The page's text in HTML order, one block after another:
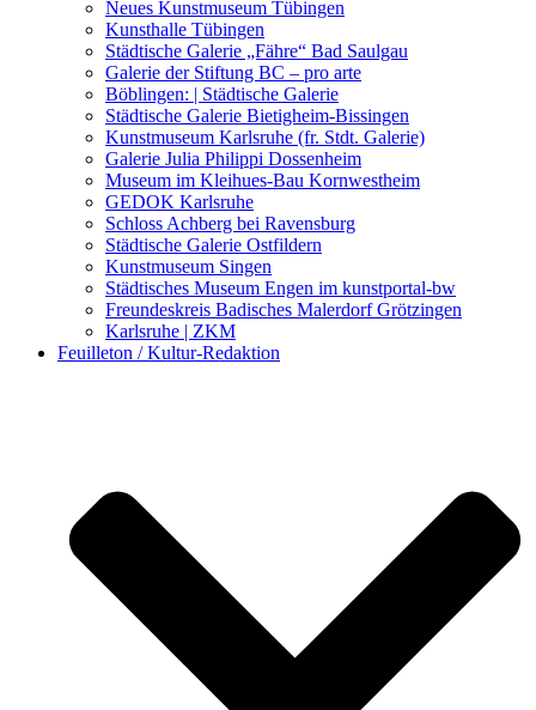
Kunstwettbewerbe, Ausschreibungen für Künstler
Neues Kunstmuseum Tübingen
Kunsthalle Tübingen
Städtische Galerie „Fähre“ Bad Saulgau
Galerie der Stiftung BC – pro arte
Böblingen: | Städtische Galerie
Städtische Galerie Bietigheim-Bissingen
Kunstmuseum Karlsruhe (fr. Stdt. Galerie)
Galerie Julia Philippi Dossenheim
Museum im Kleihues-Bau Kornwestheim
GEDOK Karlsruhe
Schloss Achberg bei Ravensburg
Städtische Galerie Ostfildern
Kunstmuseum Singen
Städtisches Museum Engen im kunstportal-bw
Freundeskreis Badisches Malerdorf Grötzingen
Karlsruhe | ZKM
Feuilleton / Kultur-Redaktion